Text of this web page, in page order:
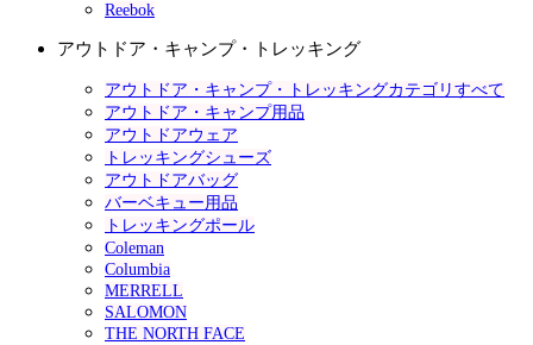
Reebok
アウトドア・キャンプ・トレッキング
アウトドア・キャンプ・トレッキングカテゴリすべて
アウトドア・キャンプ用品
アウトドアウェア
トレッキングシューズ
アウトドアバッグ
バーベキュー用品
トレッキングポール
Coleman
Columbia
MERRELL
SALOMON
THE NORTH FACE